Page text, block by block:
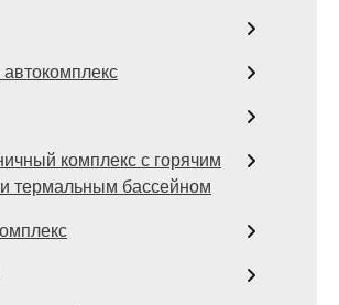
комплекс с горячим
термальным бассейном